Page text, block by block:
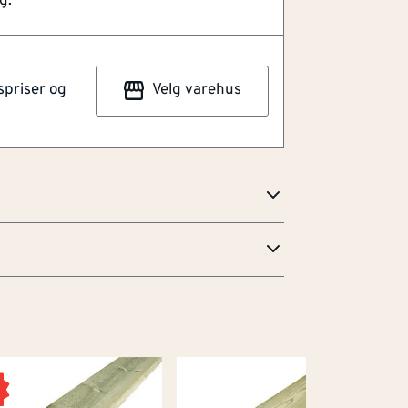
og
Velg varehus
beskyttelse. Overdelen i strikket
foam holder føttene trygge, svale
Den oljebestandige RPU
JALAS vernetå i aluminium,